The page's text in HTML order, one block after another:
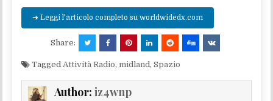
➜ Leggi l'articolo completo su worldwidedx.com
Share:
TaggedAttività Radio,midland,Spazio
Author:iz4wnp